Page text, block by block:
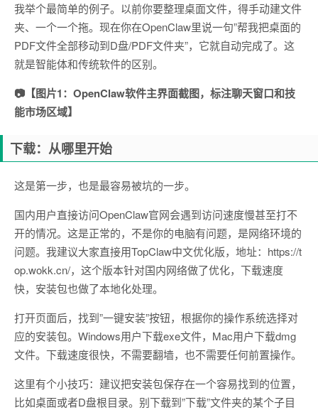
我举个最简单的例子。以前你要整理桌面文件，得手动建文件
夹、一个一个拖。现在你在OpenClaw里说一句”帮我把桌面的
PDF文件全部移动到D盘/PDF文件夹”，它就自动完成了。这
就是智能体和传统软件的区别。
📷【图片1：OpenClaw软件主界面截图，标注聊天窗口和技
能市场区域】
下载：从哪里开始
这是第一步，也是最容易被坑的一步。
国内用户直接访问OpenClaw官网会遇到访问速度慢甚至打不
开的情况。这是正常的，不是你的电脑有问题，是网络环境的
问题。我建议大家直接用TopClaw中文优化版，地址：https://t
op.wokk.cn/，这个版本针对国内网络做了优化，下载速度
快，安装包也做了本地化处理。
打开页面后，找到”一键安装”按钮，根据你的操作系统选择对
应的安装包。Windows用户下载exe文件，Mac用户下载dmg
文件。下载速度很快，不需要翻墙，也不需要任何前置操作。
这里有个小技巧：建议把安装包保存在一个容易找到的位置，
比如桌面或者D盘根目录。别下载到”下载”文件夹的某个子目